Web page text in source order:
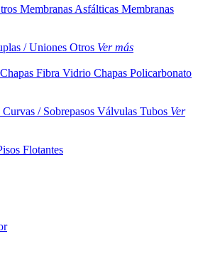
Membranas Asfálticas Membranas
/ Uniones Otros Ver más
Chapas Fibra Vidrio Chapas Policarbonato
Curvas / Sobrepasos Válvulas Tubos Ver
Flotantes